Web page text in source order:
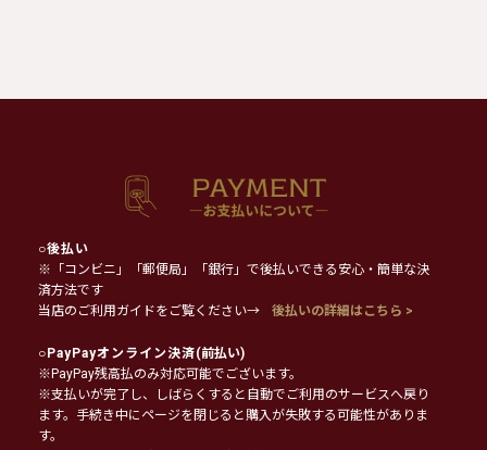
○後払い
※「コンビニ」「郵便局」「銀行」で後払いできる安心・簡単な決
済方法です
当店のご利用ガイドをご覧ください→
後払いの詳細はこちら >
○PayPayオンライン決済(前払い)
※PayPay残高払のみ対応可能でございます。
※支払いが完了し、しばらくすると自動でご利用のサービスへ戻り
ます。手続き中にページを閉じると購入が失敗する可能性がありま
す。